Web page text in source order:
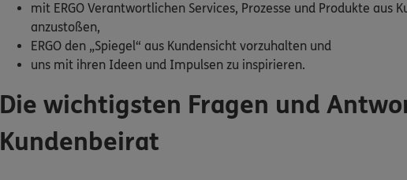
mit ERGO Verantwortlichen Services, Prozesse und Produkte aus
anzustoßen,
ERGO den „Spiegel“ aus Kundensicht vorzuhalten und
uns mit ihren Ideen und Impulsen zu inspirieren.
Die wichtigsten Fragen und
Kundenbeirat